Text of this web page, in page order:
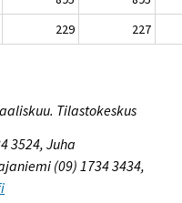
229 227
Tilastokeskus
3524, Juha
(09) 1734 3434,